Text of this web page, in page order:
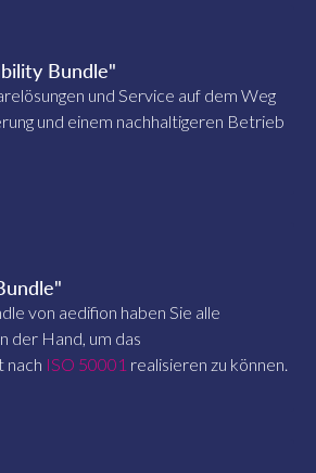
Bundle"
und Service auf dem Weg
und einem nachhaltigeren Betrieb
von aedifion haben Sie alle
der Hand, um das
nach ISO 50001 realisieren zu können.